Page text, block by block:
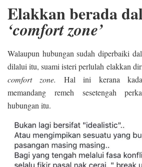
Elakkan berada
‘comfort zone’
Walaupun hubungan sudah diperbaiki
dilalui itu, suami isteri perlulah elakkan
comfort zone.Hal ini kerana
memandang remeh sesetengah
hubungan itu.